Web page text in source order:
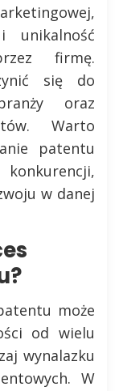
unikalność
firmę.
się do
oraz
Warto
patentu
w danej
może
od wielu
wynalazku
W